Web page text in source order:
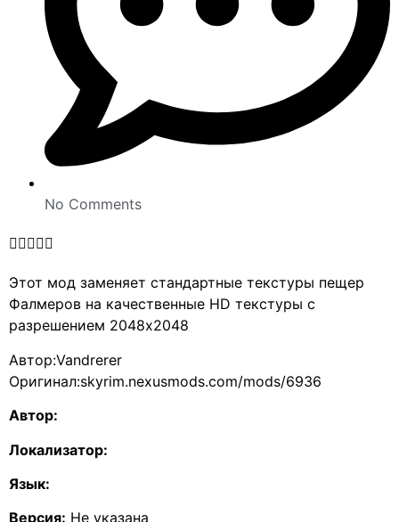
No Comments

Этот мод заменяет стандартные текстуры пещер
Фалмеров на качественные HD текстуры с
разрешением 2048х2048
Автор:Vandrerer
Оригинал:skyrim.nexusmods.com/mods/6936
Автор:
Локализатор:
Язык:
Версия: Не указана